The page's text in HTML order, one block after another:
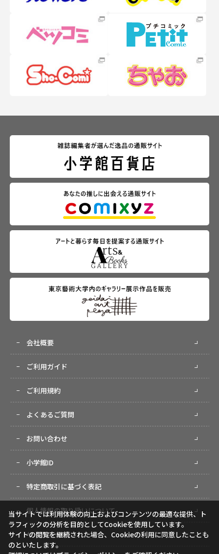
会社概要
ご利用ガイド
ご利用規約
よくあるご質問
お問い合わせ
小学館ID
特定商取引に基づく表記
個人情報の取り扱いについて
サイトマップ
当サイトでは利用体験の向上およびコンテンツの最適な提供、ト
ラフィックの分析を目的としてCookieを使用しています。
サイトの閲覧を継続された場合、Cookieの利用に同意したことも
のといたします。